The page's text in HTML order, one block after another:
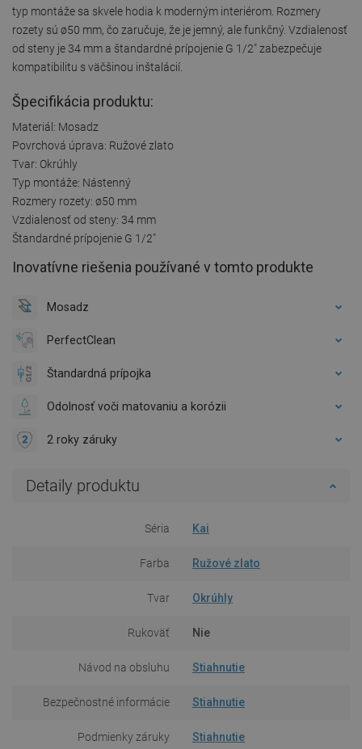
typ montáže sa skvele hodia k moderným interiérom. Rozmery
rozety sú ø50 mm, čo zaručuje, že je jemný, ale funkčný. Vzdialenosť
od steny je 34 mm a štandardné prípojenie G 1/2" zabezpečuje
kompatibilitu s väčšinou inštalácií.
Špecifikácia produktu:
Materiál: Mosadz
Povrchová úprava: Ružové zlato
Tvar: Okrúhly
Typ montáže: Nástenný
Rozmery rozety: ø50 mm
Vzdialenosť od steny: 34 mm
Štandardné prípojenie G 1/2"
Inovatívne riešenia používané v tomto produkte
Mosadz
PerfectClean
Štandardná prípojka
Odolnosť voči matovaniu a korózii
2 roky záruky
Detaily produktu
Séria Kai
Farba Ružové zlato
Tvar Okrúhly
Rukoväť Nie
Návod na obsluhu Stiahnutie
Bezpečnostné informácie Stiahnutie
Podmienky záruky Stiahnutie